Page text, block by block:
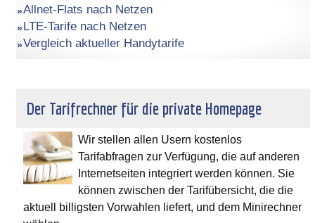
Allnet-Flats nach Netzen
LTE-Tarife nach Netzen
Vergleich aktueller Handytarife
Der Tarifrechner für die private Homepage
Wir stellen allen Usern kostenlos
Tarifabfragen zur Verfügung, die auf anderen
Internetseiten integriert werden können. Sie
können zwischen der Tarifübersicht, die die
aktuell billigsten Vorwahlen liefert, und dem Minirechner